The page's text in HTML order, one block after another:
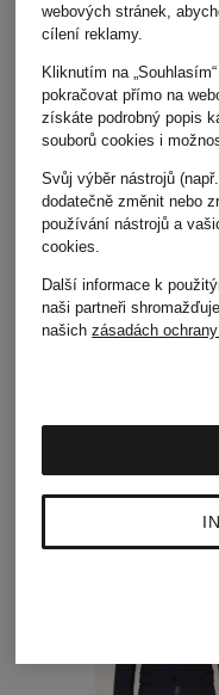
sako
Extra
Slim
8
webových stránek,
cílení reklamy.
Kliknutím na
pokračovat přímo na
získáte podrobný popis
souborů cookies i
Svůj výběr nástrojů
dodatečně změnit nebo
používání nástrojů a
cookies.
Další informace k
naši partneři
našichzásadách